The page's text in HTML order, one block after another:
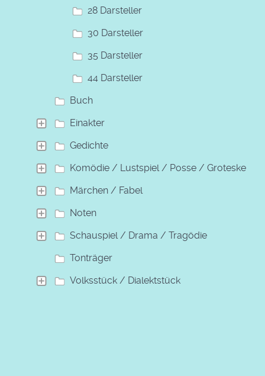
28 Darsteller
30 Darsteller
35 Darsteller
44 Darsteller
Buch
Einakter
Gedichte
Komödie / Lustspiel / Posse / Groteske
Märchen / Fabel
Noten
Schauspiel / Drama / Tragödie
Tonträger
Volksstück / Dialektstück